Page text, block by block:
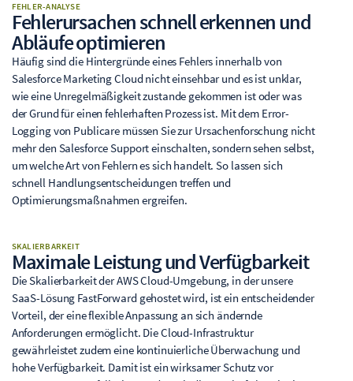
FEHLER-ANALYSE
Fehlerursachen schnell erkennen und
Abläufe optimieren
Häufig sind die Hintergründe eines Fehlers innerhalb von
Salesforce Marketing Cloud nicht einsehbar und es ist unklar,
wie eine Unregelmäßigkeit zustande gekommen ist oder was
der Grund für einen fehlerhaften Prozess ist. Mit dem Error-
Logging von Publicare müssen Sie zur Ursachenforschung nicht
mehr den Salesforce Support einschalten, sondern sehen selbst,
um welche Art von Fehlern es sich handelt. So lassen sich
schnell Handlungsentscheidungen treffen und
Optimierungsmaßnahmen ergreifen.
SKALIERBARKEIT
Maximale Leistung und Verfügbarkeit
Die Skalierbarkeit der AWS Cloud-Umgebung, in der unsere
SaaS-Lösung FastForward gehostet wird, ist ein entscheidender
Vorteil, der eine flexible Anpassung an sich ändernde
Anforderungen ermöglicht. Die Cloud-Infrastruktur
gewährleistet zudem eine kontinuierliche Überwachung und
hohe Verfügbarkeit. Damit ist ein wirksamer Schutz vor